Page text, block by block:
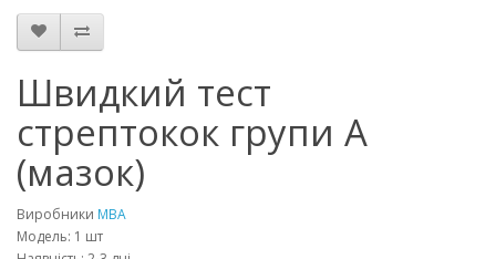
Швидкий тест
стрептокок групи А
(мазок)
Виробники MBA
Модель: 1 шт